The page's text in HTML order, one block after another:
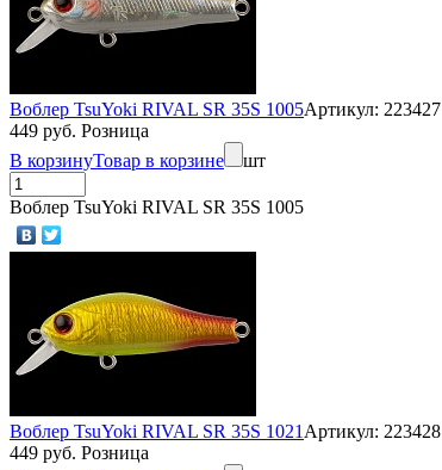
Воблер TsuYoki RIVAL SR 35S 1005Артикул: 223427
449 руб. Розница
В корзинуТовар в корзине шт
Воблер TsuYoki RIVAL SR 35S 1005
Воблер TsuYoki RIVAL SR 35S 1021 Артикул: 223428
449 руб. Розница